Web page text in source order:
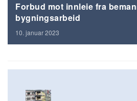
Forbud mot innleie fra
bygningsarbeid
10. januar 2023